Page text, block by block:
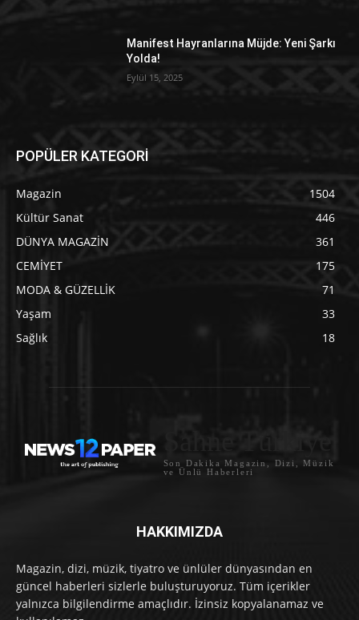
Manifest Hayranlarına Müjde: Yeni Şarkı
Yolda!
Eylül 15, 2025
POPÜLER KATEGORİ
Magazin
1504
Kültür Sanat
446
DÜNYA MAGAZİN
361
CEMİYET
175
MODA & GÜZELLİK
71
Yaşam
33
Sağlık
18
Sahne Türkiye
Son Dakika Magazin, Dizi, Müzik
ve Ünlü Haberleri
HAKKIMIZDA
Magazin, dizi, müzik, tiyatro ve ünlüler dünyasından en
güncel haberleri sizlerle buluşturuyoruz. Tüm içerikler
yalnızca bilgilendirme amaçlıdır. İzinsiz kopyalanamaz ve